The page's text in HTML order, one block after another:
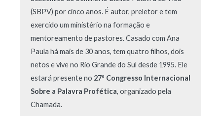
(SBPV) por cinco anos. É autor, preletor e tem
exercido um ministério na formação e
mentoreamento de pastores. Casado com Ana
Paula há mais de 30 anos, tem quatro filhos, dois
netos e vive no Rio Grande do Sul desde 1995. Ele
estará presente no 27º Congresso Internacional
Sobre a Palavra Profética, organizado pela
Chamada.